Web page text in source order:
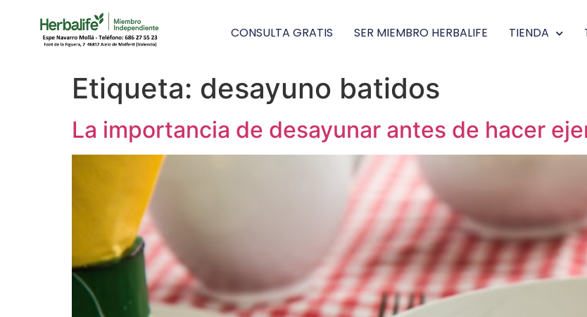
CONSULTA GRATIS SER MIEMBRO HERBALIFE TIENDA
Etiqueta: desayuno batidos
La importancia de desayunar antes de hacer